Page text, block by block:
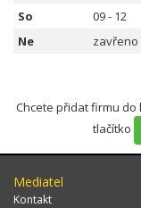
So
09 - 12
Ne zavřeno
Chcete přidat firmu do
tlačítko
Mediatel
Kontakt